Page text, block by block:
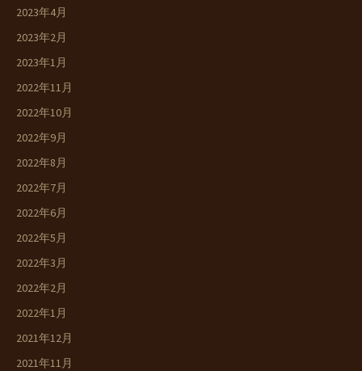
2023年4月
2023年2月
2023年1月
2022年11月
2022年10月
2022年9月
2022年8月
2022年7月
2022年6月
2022年5月
2022年3月
2022年2月
2022年1月
2021年12月
2021年11月